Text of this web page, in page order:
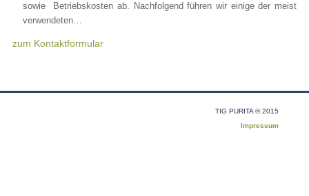
sowie Betriebskosten ab. Nachfolgend führen wir einige der meist
verwendeten…
zum Kontaktformular
TIG PURITA © 2015
Impressum